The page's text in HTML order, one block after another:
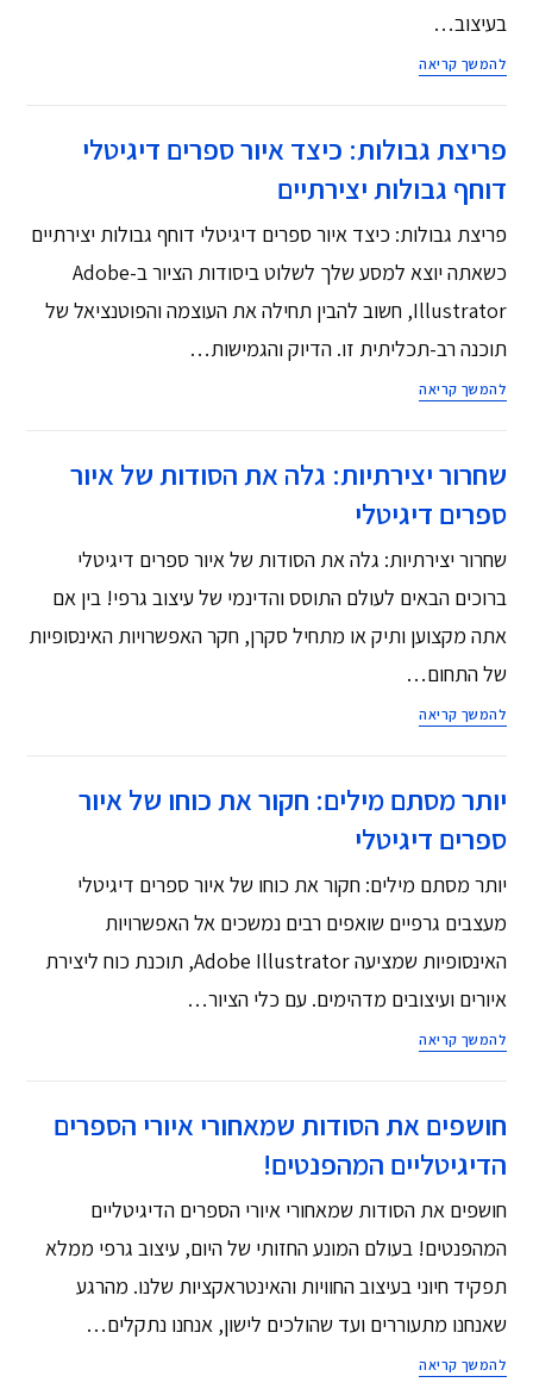
בעיצוב…
להמשך קריאה
פריצת גבולות: כיצד איור ספרים דיגיטלי
דוחף גבולות יצירתיים
פריצת גבולות: כיצד איור ספרים דיגיטלי דוחף גבולות יצירתיים
כשאתה יוצא למסע שלך לשלוט ביסודות הציור ב-Adobe
Illustrator, חשוב להבין תחילה את העוצמה והפוטנציאל של
תוכנה רב-תכליתית זו. הדיוק והגמישות…
להמשך קריאה
שחרור יצירתיות: גלה את הסודות של איור
ספרים דיגיטלי
שחרור יצירתיות: גלה את הסודות של איור ספרים דיגיטלי
ברוכים הבאים לעולם התוסס והדינמי של עיצוב גרפי! בין אם
אתה מקצוען ותיק או מתחיל סקרן, חקר האפשרויות האינסופיות
של התחום…
להמשך קריאה
יותר מסתם מילים: חקור את כוחו של איור
ספרים דיגיטלי
יותר מסתם מילים: חקור את כוחו של איור ספרים דיגיטלי
מעצבים גרפיים שואפים רבים נמשכים אל האפשרויות
האינסופיות שמציעה Adobe Illustrator, תוכנת כוח ליצירת
איורים ועיצובים מדהימים. עם כלי הציור…
להמשך קריאה
חושפים את הסודות שמאחורי איורי הספרים
הדיגיטליים המהפנטים!
חושפים את הסודות שמאחורי איורי הספרים הדיגיטליים
המהפנטים! בעולם המונע החזותי של היום, עיצוב גרפי ממלא
תפקיד חיוני בעיצוב החוויות והאינטראקציות שלנו. מהרגע
שאנחנו מתעוררים ועד שהולכים לישון, אנחנו נתקלים…
להמשך קריאה